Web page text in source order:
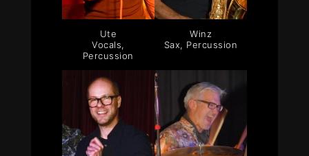
Ute
Vocals,
Percussion
Winz
Sax, Percussion